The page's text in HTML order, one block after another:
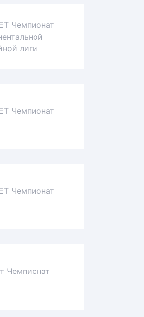
Чемпионат
лиги
Чемпионат
Чемпионат
Чемпионат